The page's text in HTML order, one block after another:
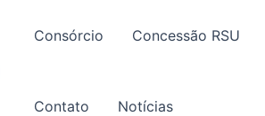
Consórcio Concessão RSU
Contato Notícias